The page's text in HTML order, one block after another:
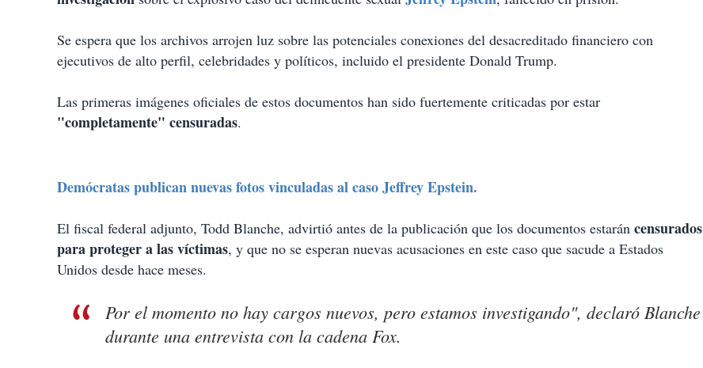
Se espera que los archivos arrojen luz sobre las potenciales conexiones del desacreditado financiero con
ejecutivos de alto perfil, celebridades y políticos, incluido el presidente Donald Trump.
Las primeras imágenes oficiales de estos documentos han sido fuertemente criticadas por estar
"completamente" censuradas.
Demócratas publican nuevas fotos vinculadas al caso Jeffrey Epstein.
El fiscal federal adjunto, Todd Blanche, advirtió antes de la publicación que los documentos estarán censurados
para proteger a las víctimas, y que no se esperan nuevas acusaciones en este caso que sacude a Estados
Unidos desde hace meses.
Por el momento no hay cargos nuevos, pero estamos investigando", declaró Blanche
durante una entrevista con la cadena Fox.